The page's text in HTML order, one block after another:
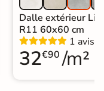
Dalle extérieur
R11 60x60 cm
1 avis
32€90 /m²